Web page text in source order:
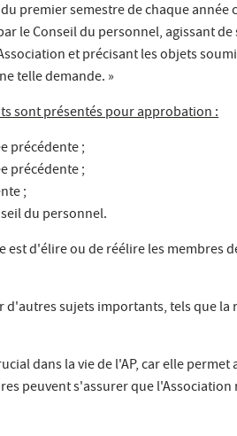
premier semestre de chaque
le Conseil du personnel, agissant
et précisant les objets
telle demande. »
sont présentés pour approbation :
précédente ;
précédente ;
;
du personnel.
d'élire ou de réélire les membres
sujets importants, tels que
dans la vie de l'AP, car elle
peuvent s'assurer que